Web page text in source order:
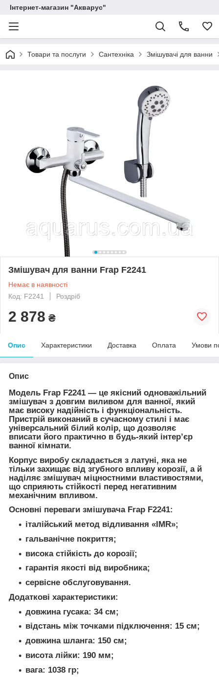
Інтернет-магазин "Акварус"
Товари та послуги Сантехніка Змішувачі для ванни
Змішувач для ванни Frap F2241
Немає в наявності
Код: F2241
Роздріб
2 878 ₴
Опис Характеристики Доставка Оплата Умови
Опис
Модель Frap F2241 — це якісний одноважільний
змішувач з довгим виливом для ванної, який
має високу надійність і функціональність.
Пристрій виконаний в сучасному стилі і має
універсальний білий колір, що дозволяє
вписати його практично в будь-який інтер’єр
ванної кімнати.
Корпус виробу складається з латуні, яка не
тільки захищає від згубного впливу корозії, а й
наділяє змішувач міцностними властивостями,
що сприяють стійкості перед негативним
механічним впливом.
Основні переваги змішувача Frap F2241:
італійський метод відливання «IMR»;
гальванічне покриття;
висока стійкість до корозії;
гарантія якості від виробника;
сервісне обслуговування.
Додаткові характеристики:
довжина гусака: 34 см;
відстань між точками підключення: 15 см;
довжина шланга: 150 см;
висота лійки: 190 мм;
вага: 1038 гр;